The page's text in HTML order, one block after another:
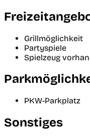
Grillmöglichkeit
Partyspiele
Spielzeug
PKW-Parkplatz
Sonstiges